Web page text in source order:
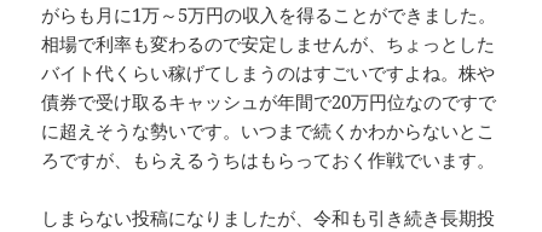
がらも月に1万～5万円の収入を得ることができました。
相場で利率も変わるので安定しませんが、ちょっとした
バイト代くらい稼げてしまうのはすごいですよね。株や
債券で受け取るキャッシュが年間で20万円位なのですで
に超えそうな勢いです。いつまで続くかわからないとこ
ろですが、もらえるうちはもらっておく作戦でいます。
しまらない投稿になりましたが、令和も引き続き長期投